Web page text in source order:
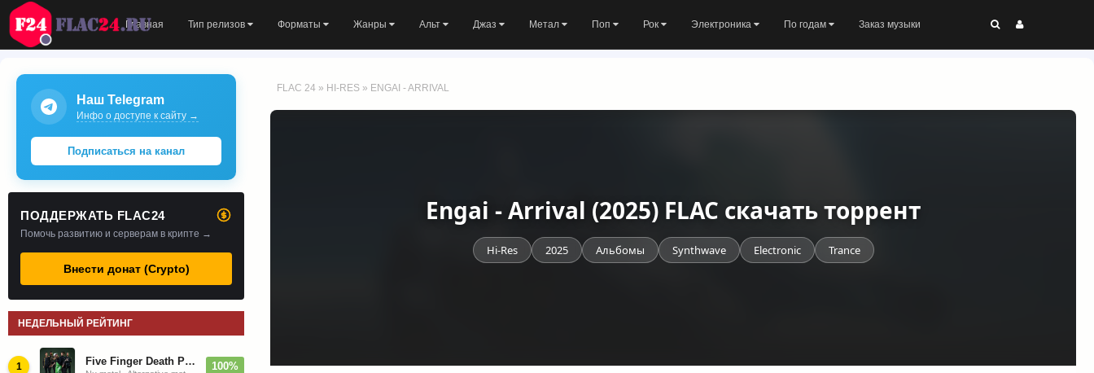
Главная Тип релизов Форматы Жанры Альт Джаз Метал Поп Рок Электроника По годам Заказ музыки
FLAC 24 » HI-RES » ENGAI - ARRIVAL
Engai - Arrival (2025) FLAC скачать торрент
Hi-Res 2025 Альбомы Synthwave Electronic Trance
Наш Telegram
Инфо о доступе к сайту →
Подписаться на канал
ПОДДЕРЖАТЬ FLAC24
Помочь развитию и серверам в крипте →
Внести донат (Crypto)
НЕДЕЛЬНЫЙ РЕЙТИНГ
1 Five Finger Death Punch - Дискография (2008-2026) 100%